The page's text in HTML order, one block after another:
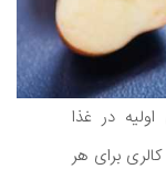
در غذا
برای هر